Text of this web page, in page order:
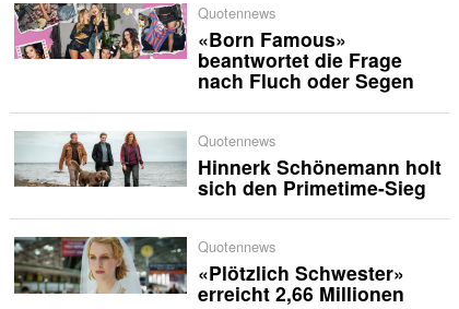
Quotennews
«Born Famous»
beantwortet die Frage
nach Fluch oder Segen
Quotennews
Hinnerk Schönemann holt
sich den Primetime-Sieg
Quotennews
«Plötzlich Schwester»
erreicht 2,66 Millionen